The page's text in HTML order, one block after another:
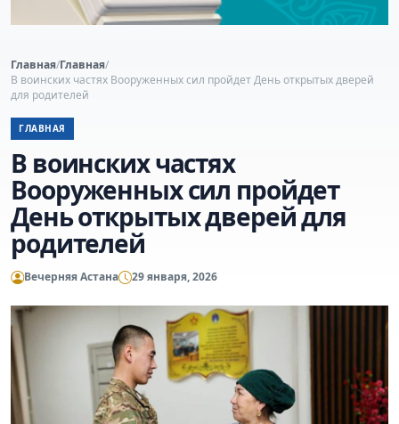
Главная/Главная/
В воинских частях Вооруженных сил пройдет День открытых дверей
для родителей
ГЛАВНАЯ
В воинских частях
Вооруженных сил пройдет
День открытых дверей для
родителей
Вечерняя Астана 29 января, 2026